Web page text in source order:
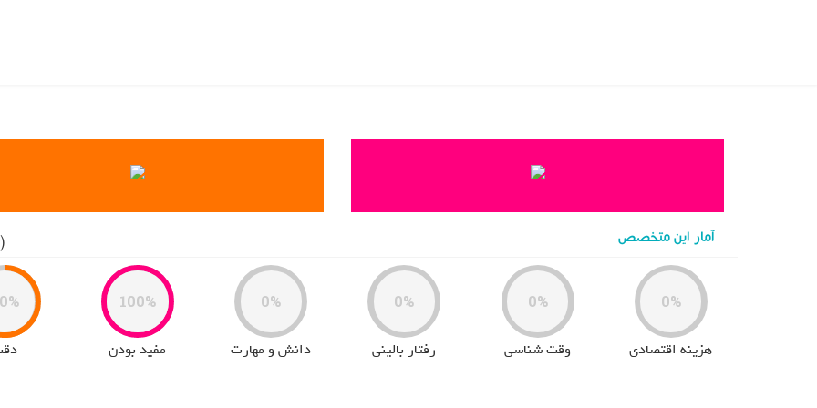
آمار این متخصص (3) رای
100%
مفید بودن
0%
دانش و مهارت
0%
رفتار بالینی
0%
وقت شناسی
0%
هزینه اقتصادی